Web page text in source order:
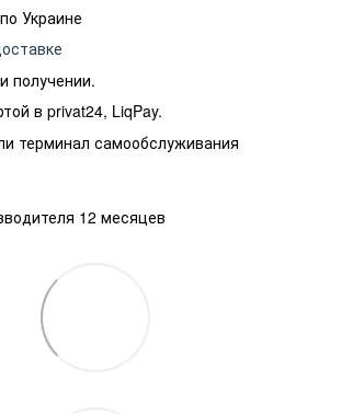
Украине
получении.
в privat24, LiqPay.
терминал самообслуживания
12 месяцев